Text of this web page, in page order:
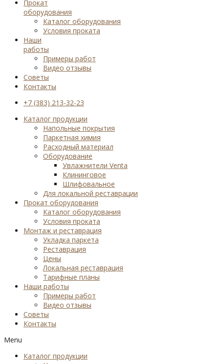
Прокат
оборудования
Каталог оборудования
Условия проката
Наши
работы
Примеры работ
Видео отзывы
Советы
Контакты
+7 (383) 213-32-23
Каталог продукции
Напольные покрытия
Паркетная химия
Расходный материал
Оборудование
Увлажнители Venta
Клининговое
Шлифовальное
Для локальной реставрации
Прокат оборудования
Каталог оборудования
Условия проката
Монтаж и реставрация
Укладка паркета
Реставрация
Цены
Локальная реставрация
Тарифные планы
Наши работы
Примеры работ
Видео отзывы
Советы
Контакты
Menu
Каталог продукции